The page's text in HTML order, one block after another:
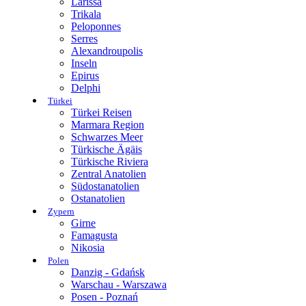
Trikala
Peloponnes
Serres
Alexandroupolis
Inseln
Epirus
Delphi
Türkei
Türkei Reisen
Marmara Region
Schwarzes Meer
Türkische Ägäis
Türkische Riviera
Zentral Anatolien
Südostanatolien
Ostanatolien
Zypern
Girne
Famagusta
Nikosia
Polen
Danzig - Gdańsk
Warschau - Warszawa
Posen - Poznań